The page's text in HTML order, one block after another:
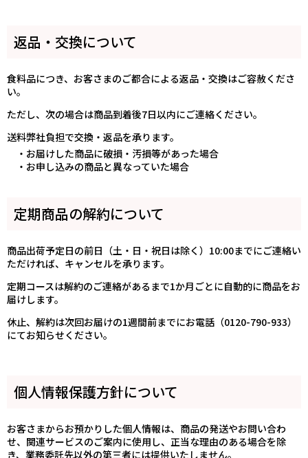
返品・交換について
食料品につき、お客さまのご都合による返品・交換はご容赦くださ
い。
ただし、次の場合は商品到着後7日以内にご連絡ください。
送料弊社負担で交換・返品を承ります。
・お届けした商品に破損・汚損等があった場合
・お申し込みの商品と異なっていた場合
定期商品の解約について
商品出荷予定日の前日（土・日・祝日は除く）10:00までにご連絡い
ただければ、キャンセルを承ります。
定期コースは解約のご連絡があるまで1か月ごとに自動的に商品をお
届けします。
休止、解約は次回お届けの1週間前までにお電話（0120-790-933）
にてお知らせください。
個人情報保護方針について
お客さまからお預かりした個人情報は、商品の発送やお問い合わ
せ、関連サービスのご案内に使用し、正当な理由のある場合を除
き、業務委託先以外の第三者には提供いたしません。